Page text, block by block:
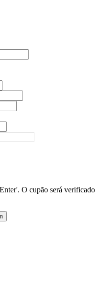
O cupão será